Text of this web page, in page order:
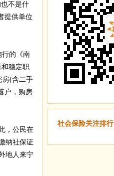
不是什
提供单位
的《南
稳定职
房(含二手
户，购房
，公民在
纳社保证
地人来宁
社会保险关注排行